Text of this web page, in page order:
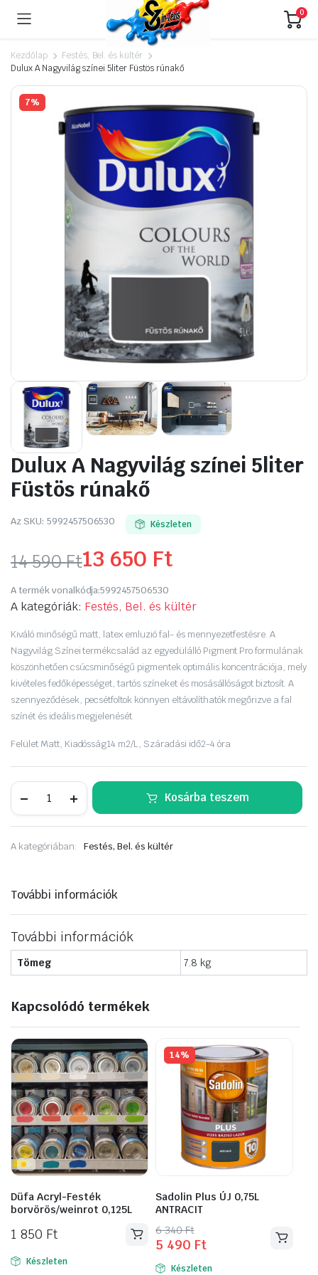
0
Kezdőlap
Festés, Bel. és kültér
Dulux A Nagyvilág színei 5liter Füstös rúnakő
7%
Dulux A Nagyvilág színei 5liter
Füstös rúnakő
Az SKU: 5992457506530 Készleten
14 590Ft
Original
price
was:
14
590 Ft.
13 650 Ft
Current
price
is:
13
650 Ft.
A termék vonalkódja:5992457506530
A kategóriák: Festés, Bel. és kültér
Kiváló minőségű matt, latex emluzió fal- és mennyezetfestésre. A
Nagyvilág Színei termékcsalád az egyedülálló Pigment Pro formulának
köszönhetően csúcsminőségű pigmentek optimális koncentrációja, mely
kivételes fedőképességet, tartós színeket és mosásállóságot biztosít. A
szennyeződések, pecsétfoltok könnyen eltávolíthatók megőrizve a fal
színét és ideális megjelenését.
Felület Matt, Kiadósság14 m2/L, Száradási idő2-4 óra
színei
Füstös
Kosárba teszem
A kategóriában: Festés, Bel. és kültér
További információk
További információk
Tömeg 7.8 kg
Kapcsolódó termékek
Düfa Acryl-Festék
borvörös/weinrot 0,125L
1 850 Ft
Készleten
14%
Sadolin Plus ÚJ 0,75L
ANTRACIT
6 340Ft
Original
price
was:
5 490 Ft
Current
price
is: Készleten